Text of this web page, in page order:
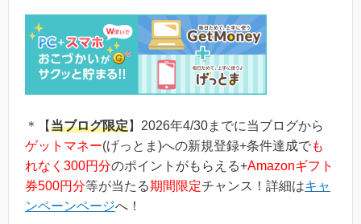
＊【当ブログ限定】2026年4/30までに当ブログから
ゲットマネー(げっとま)への新規登録+条件達成でも
れなく300円分のポイントがもらえる+Amazonギフト
券500円分等が当たる期間限定チャンス！詳細はキャ
ンペーンページへ！